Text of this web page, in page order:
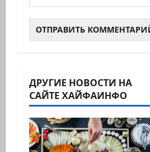
ДРУГИЕ НОВОСТИ НА
САЙТЕ ХАЙФАИНФО